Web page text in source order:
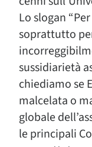
Lo slogan
soprattutto
sussidiarietà
chiediamo se
malcelata o
globale
le principali